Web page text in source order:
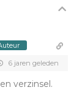
6 jaren geleden
verzinsel.